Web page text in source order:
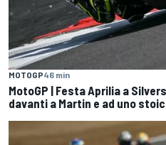
MOTOGP46 min
MotoGP | Festa Aprilia a
davanti a Martin e ad uno